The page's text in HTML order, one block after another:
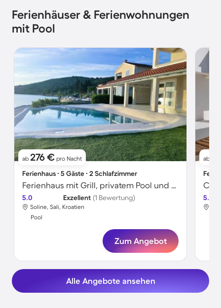
Ferienhäuser & Ferienwohnungen
mit Pool
ab 276 € pro Nacht
Ferienhaus ∙ 5 Gäste ∙ 2 Schlafzimmer
Ferienhaus mit Grill, privatem Pool und Garten | Wasserblick
5.0 Exzellent (1 Bewertung)
Soline, Sali, Kroatien
Pool
Zum Angebot
ab
5.0
Alle Angebote ansehen